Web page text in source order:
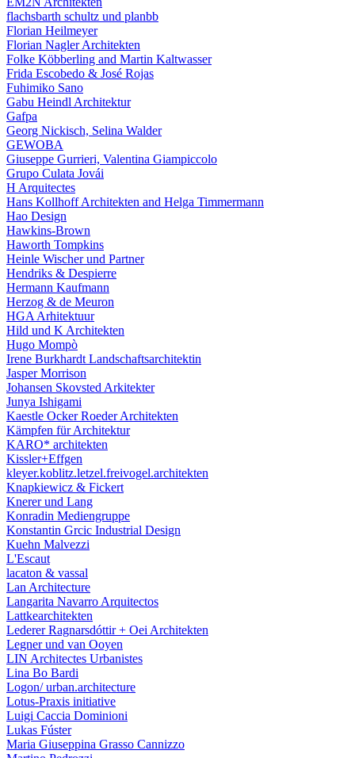
flachsbarth schultz und planbb
Florian Heilmeyer
Florian Nagler Architekten
Folke Köbberling and Martin Kaltwasser
Frida Escobedo & José Rojas
Fuhimiko Sano
Gabu Heindl Architektur
Gafpa
Georg Nickisch, Selina Walder
GEWOBA
Giuseppe Gurrieri, Valentina Giampiccolo
Grupo Culata Jovái
H Arquitectes
Hans Kollhoff Architekten and Helga Timmermann
Hao Design
Hawkins-Brown
Haworth Tompkins
Heinle Wischer und Partner
Hendriks & Despierre
Hermann Kaufmann
Herzog & de Meuron
HGA Arhitektuur
Hild und K Architekten
Hugo Mompò
Irene Burkhardt Landschaftsarchitektin
Jasper Morrison
Johansen Skovsted Arkitekter
Junya Ishigami
Kaestle Ocker Roeder Architekten
Kämpfen für Architektur
KARO* architekten
Kissler+Effgen
kleyer.koblitz.letzel.freivogel.architekten
Knapkiewicz & Fickert
Knerer und Lang
Konradin Mediengruppe
Konstantin Grcic Industrial Design
Kuehn Malvezzi
L'Escaut
lacaton & vassal
Lan Architecture
Langarita Navarro Arquitectos
Lattkearchitekten
Lederer Ragnarsdóttir + Oei Architekten
Legner und van Ooyen
LIN Architectes Urbanistes
Lina Bo Bardi
Logon/ urban.architecture
Lotus-Praxis initiative
Luigi Caccia Dominioni
Lukas Fúster
Maria Giuseppina Grasso Cannizzo